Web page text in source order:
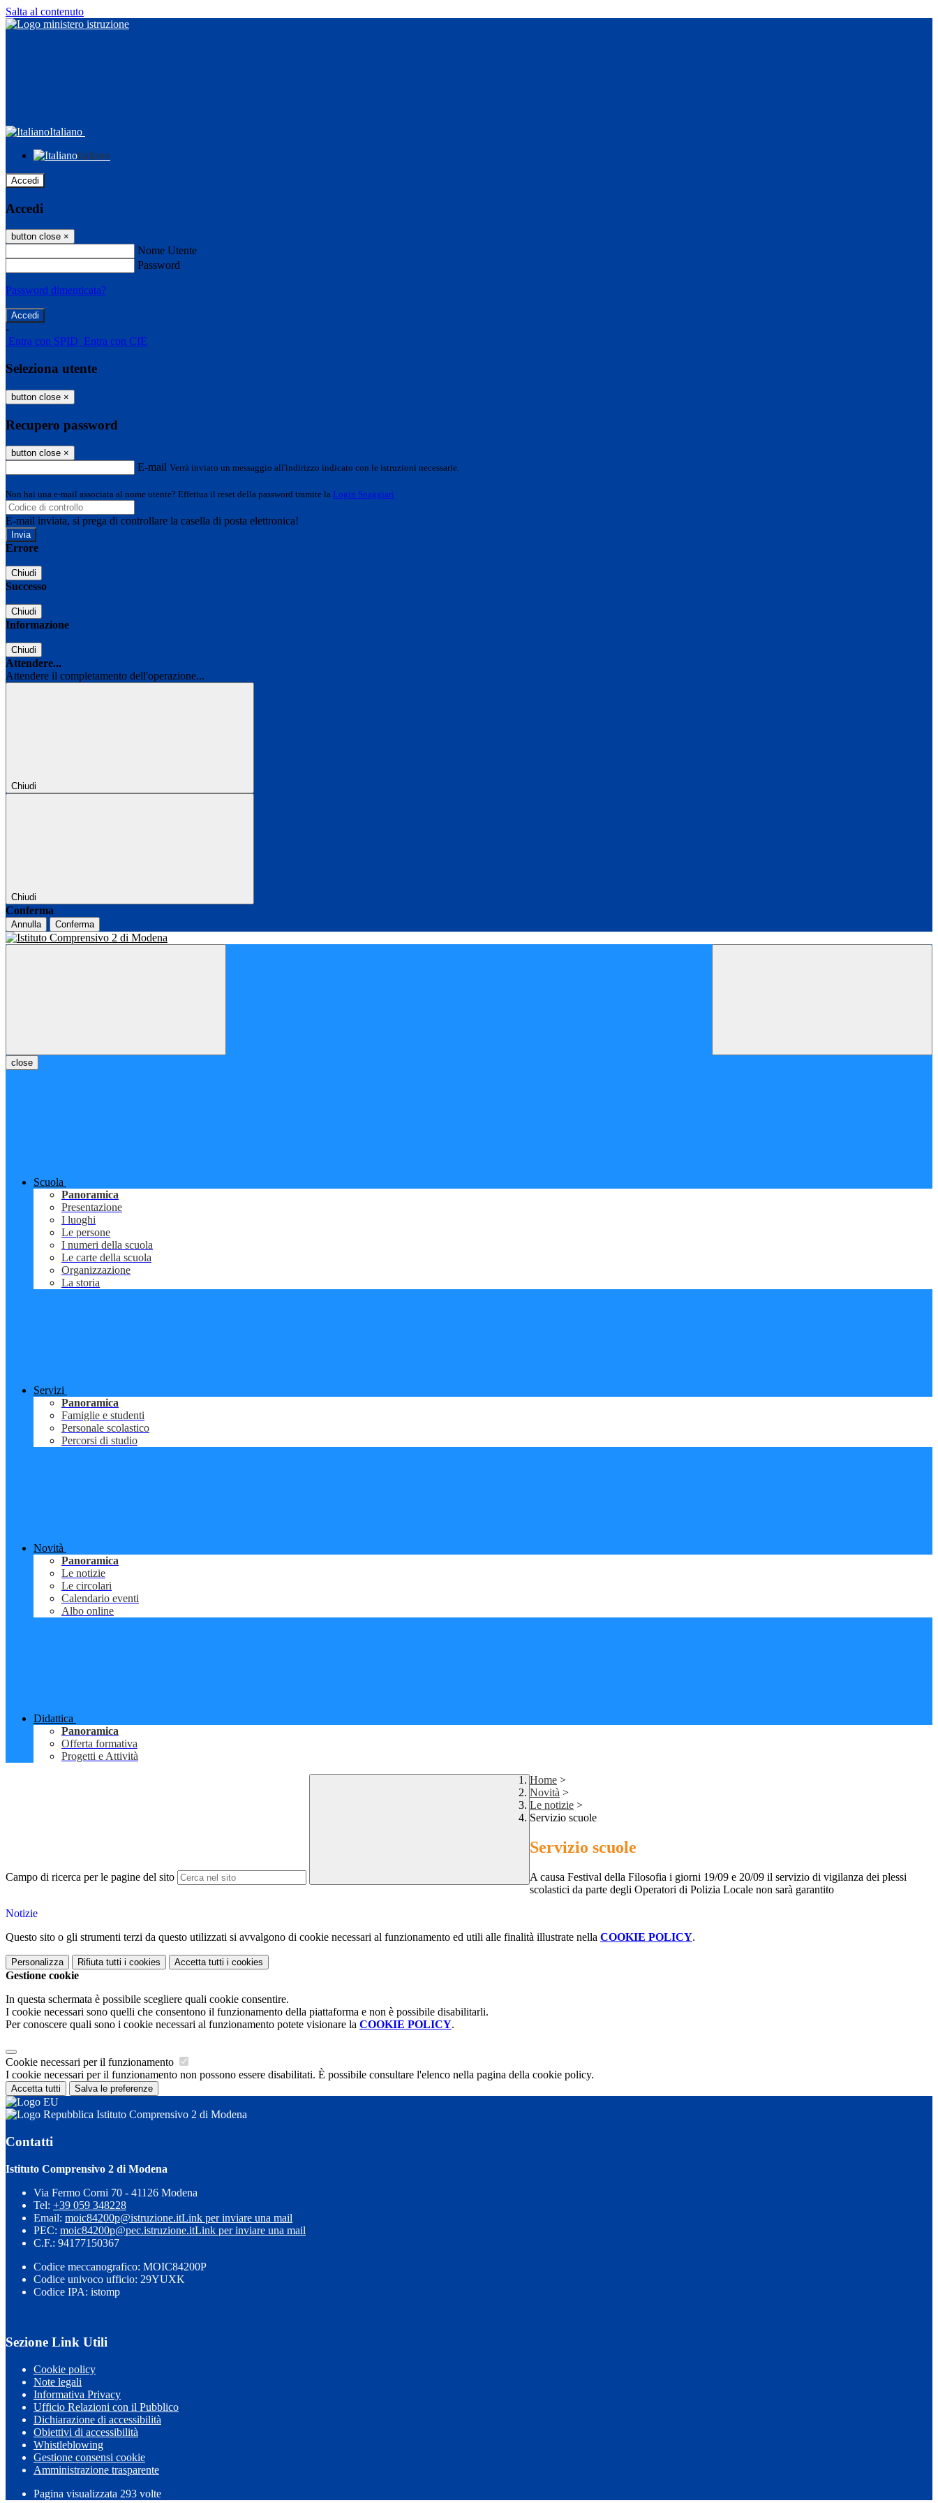
Salta al contenuto
Italiano
Italiano
Accedi
Accedi
button close ×
Nome Utente
Password
Password dimenticata?
-
Entra con SPID Entra con CIE
Seleziona utente
button close ×
Recupero password
button close ×
E-mail Verrà inviato un messaggio all'indirizzo indicato con le istruzioni necessarie.
Non hai una e-mail associata al nome utente? Effettua il reset della password tramite la Login Spaggiari
E-mail inviata, si prega di controllare la casella di posta elettronica!
Errore
Chiudi
Successo
Chiudi
Informazione
Chiudi
Attendere...
Attendere il completamento dell'operazione...
Chiudi
Chiudi
Conferma
Annulla Conferma
close
Scuola
Panoramica
Presentazione
I luoghi
Le persone
I numeri della scuola
Le carte della scuola
Organizzazione
La storia
Servizi
Panoramica
Famiglie e studenti
Personale scolastico
Percorsi di studio
Novità
Panoramica
Le notizie
Le circolari
Calendario eventi
Albo online
Didattica
Panoramica
Offerta formativa
Progetti e Attività
Campo di ricerca per le pagine del sito
Home >
Novità >
Le notizie >
Servizio scuole
Servizio scuole
A causa Festival della Filosofia i giorni 19/09 e 20/09 il servizio di vigilanza dei plessi
scolastici da parte degli Operatori di Polizia Locale non sarà garantito
Notizie
Questo sito o gli strumenti terzi da questo utilizzati si avvalgono di cookie necessari al funzionamento ed utili alle finalità illustrate nella COOKIE POLICY.
Personalizza Rifiuta tutti i cookies Accetta tutti i cookies
Gestione cookie
In questa schermata è possibile scegliere quali cookie consentire.
I cookie necessari sono quelli che consentono il funzionamento della piattaforma e non è possibile disabilitarli.
Per conoscere quali sono i cookie necessari al funzionamento potete visionare la COOKIE POLICY.
Cookie necessari per il funzionamento
I cookie necessari per il funzionamento non possono essere disabilitati. È possibile consultare l'elenco nella pagina della cookie policy.
Accetta tutti Salva le preferenze
Istituto Comprensivo 2 di Modena
Contatti
Istituto Comprensivo 2 di Modena
Via Fermo Corni 70 - 41126 Modena
Tel: +39 059 348228
Email: moic84200p@istruzione.itLink per inviare una mail
PEC: moic84200p@pec.istruzione.itLink per inviare una mail
C.F.: 94177150367
Codice meccanografico: MOIC84200P
Codice univoco ufficio: 29YUXK
Codice IPA: istomp
Sezione Link Utili
Cookie policy
Note legali
Informativa Privacy
Ufficio Relazioni con il Pubblico
Dichiarazione di accessibilità
Obiettivi di accessibilità
Whistleblowing
Gestione consensi cookie
Amministrazione trasparente
Pagina visualizzata 293 volte